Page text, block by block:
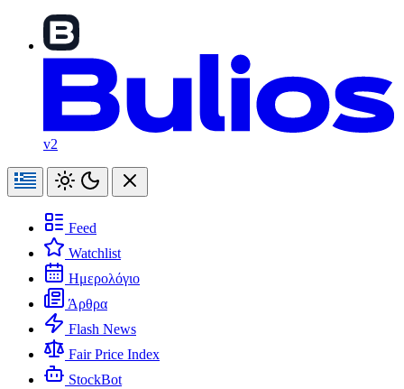
v2
Feed
Watchlist
Ημερολόγιο
Άρθρα
Flash News
Fair Price Index
StockBot